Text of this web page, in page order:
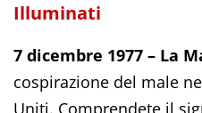
Illuminati
7 dicembre 1977 – La
cospirazione del male
Uniti. Comprendete il